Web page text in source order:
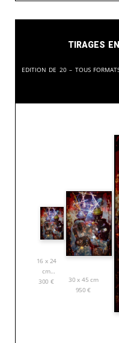
Tirages
Edition de 20 – Tous
16 x 24
cm
300 €
30 x 45 cm
950€